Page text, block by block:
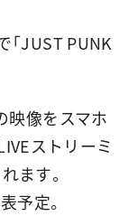
「JUST PUNK
映像をスマホ
ストリーミ
ます。
予定。